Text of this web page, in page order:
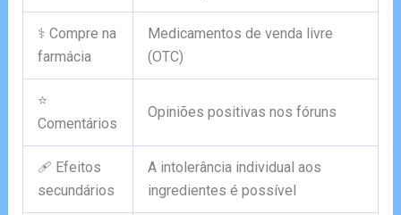
⚕️ Compre na
farmácia
Medicamentos de venda livre
(OTC)
⭐
Comentários
Opiniões positivas nos fóruns
🩹 Efeitos
secundários
A intolerância individual aos
ingredientes é possível